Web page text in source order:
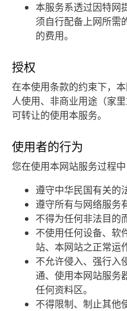
本服务系透过因特网
须自行配备上网所需
的费用。
授权
在本使用条款的约束下，
人使用、非商业用途（家
可转让的使用本服务。
使用者的行为
您在使用本网站服务过程中
遵守中华民国有关的
遵守所有与网络服务
不得为任何非法目的
不使用任何设备、软
站、本网站之正常运
不允许侵入、强行入
通、使用本网站服务
任何资料区。
不得限制、制止其他